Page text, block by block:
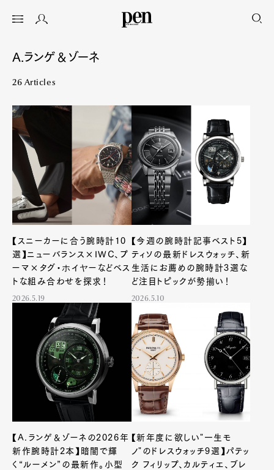
A.ランゲ＆ゾーネ
26 Articles
【スニーカーに合う腕時計10
選】ニューバランス×IWC、プ
ーマ×タグ・ホイヤーなどベス
トな組み合わせを探求！
2026.5.19
【今週の腕時計記事ベスト5】
ティソの最新ドレスウォッチ、新
生活にお薦めの腕時計3選な
ど注目トピックが勢揃い！
2026.5.10
【A.ランゲ＆ゾーネの2026年
新作腕時計2本】暗闇で輝
く“ルーメン”の最新作。小型
【新年度に欲しい"一生モ
ノ"のドレスウォッチ9選】パテッ
ク フィリップ、カルティエ、ブレ